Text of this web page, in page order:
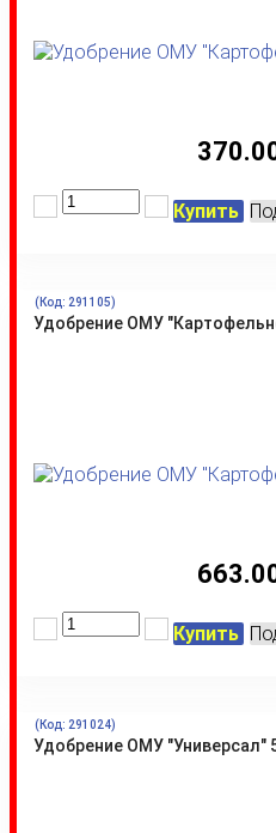
Купить
Удобрение ОМУ
(Код: 291105)
Купить
Удобрение ОМУ "Универсал"
(Код: 291024)